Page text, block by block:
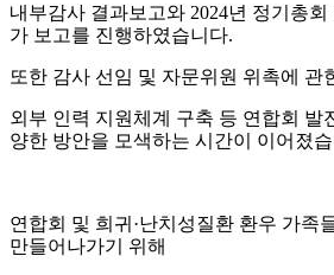
내부감사 결과보고와 2024년 정기총
가 보고를 진행하였습니다.
또한 감사 선임 및 자문위원 위촉에 관
외부 인력 지원체계 구축 등 연합회 발
양한 방안을 모색하는 시간이 이어졌
연합회 및 희귀·난치성질환 환우 가족
만들어나가기 위해